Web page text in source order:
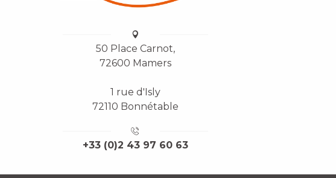
50 Place Carnot,
72600 Mamers
1 rue d'Isly
72110 Bonnétable
+33 (0)2 43 97 60 63